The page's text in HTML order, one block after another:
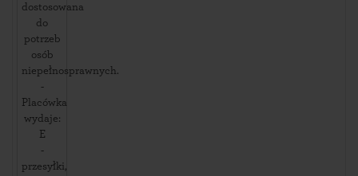
dostosowana
do
potrzeb
osób
niepełnosprawnych.
-
Placówka
wydaje:
E
-
przesyłki,